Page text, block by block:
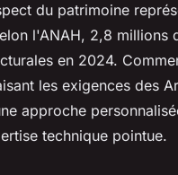
du patrimoine
l'ANAH, 2,8 millions
en 2024.
les exigences des
approche
technique pointue.